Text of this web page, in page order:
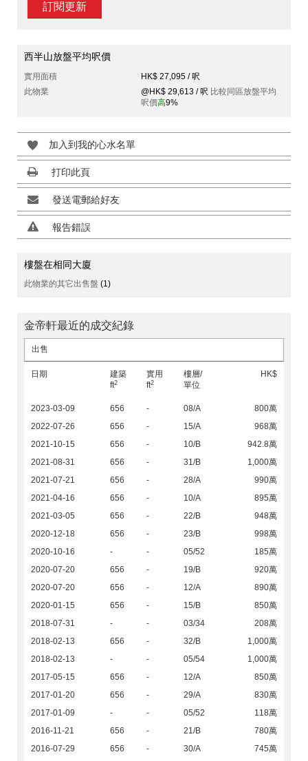
訂閱更新
西半山放盤平均呎價
實用面積
HK$ 27,095 / 呎
此物業
@HK$ 29,613 / 呎 比較同區放盤平均
呎價高9%
加入到我的心水名單
打印此頁
發送電郵給好友
報告錯誤
樓盤在相同大廈
此物業的其它出售盤 (1)
金帝軒最近的成交紀錄
出售
日期
建築
ft2
實用
ft2
樓層/
單位
HK$
2023-03-09 656 - 08/A
800萬
2022-07-26
656 - 15/A
968萬
2021-10-15
656 - 10/B
942.8萬
2021-08-31
656 - 31/B
1,000萬
2021-07-21
656 - 28/A
990萬
2021-04-16
656 - 10/A
895萬
2021-03-05
656 - 22/B
948萬
2020-12-18
656 - 23/B
998萬
2020-10-16
- - 05/52
185萬
2020-07-20
656 - 19/B
920萬
2020-07-20
656 - 12/A
890萬
2020-01-15
656 - 15/B
850萬
2018-07-31
- - 03/34
208萬
2018-02-13
656 - 32/B
1,000萬
2018-02-13
- - 05/54
1,000萬
2017-05-15
656 - 12/A
850萬
2017-01-20
656 - 29/A
830萬
2017-01-09
- - 05/52
118萬
2016-11-21
656 - 21/B
780萬
2016-07-29
656 - 30/A 745萬